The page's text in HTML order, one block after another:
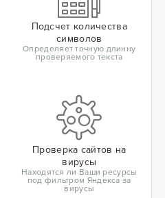
Подсчет количества
символов
Определяет точную длинну
проверяемого текста
Проверка сайтов на
вирусы
Находятся ли Ваши ресурсы
под фильтром Яндекса за
вирусы